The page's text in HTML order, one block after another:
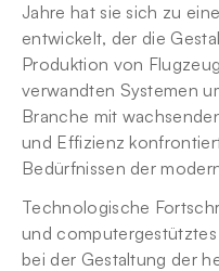
Jahre hat sie sich zu
entwickelt, der die
Produktion von
verwandten Systemen
Branche mit
und Effizienz
Bedürfnissen der
Technologische
und
bei der Gestaltung der